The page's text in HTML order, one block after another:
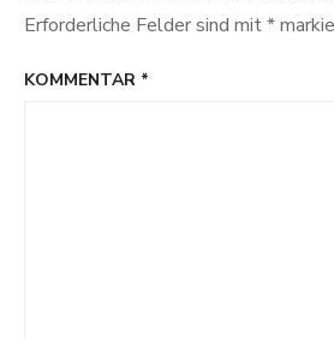
Erforderliche Felder sind mit*
KOMMENTAR *